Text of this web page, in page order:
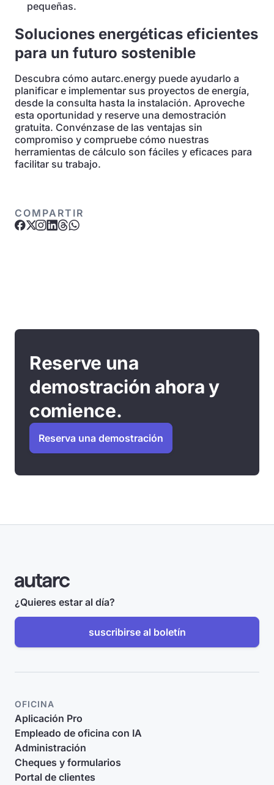
pequeñas.
Soluciones energéticas eficientes
para un futuro sostenible
Descubra cómo autarc.energy puede ayudarlo a
planificar e implementar sus proyectos de energía,
desde la consulta hasta la instalación. Aproveche
esta oportunidad y reserve una demostración
gratuita. Convénzase de las ventajas sin
compromiso y compruebe cómo nuestras
herramientas de cálculo son fáciles y eficaces para
facilitar su trabajo.
COMPARTIR
Reserve una
demostración ahora y
comience.
Reserva una demostración
¿Quieres estar al día?
suscribirse al boletín
OFICINA
Aplicación Pro
Empleado de oficina con IA
Administración
Cheques y formularios
Portal de clientes